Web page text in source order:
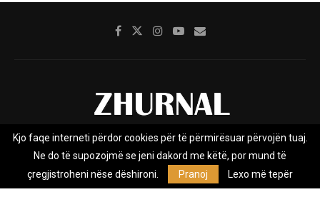
Rreth nesh Impresumi Marketing
Privacy Policy
Zhurnal.mk është Agjenci e Lajmeve e pavarur, e themeluar në vitin
Kjo faqe interneti përdor cookies për të përmirësuar përvojën tuaj.
Ne do të supozojmë se jeni dakord me këtë, por mund të
çregjistroheni nëse dëshironi.
Pranoj Lexo më tepër